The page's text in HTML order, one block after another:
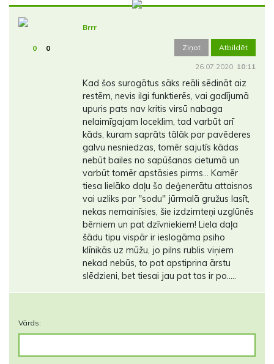
0 0
Brrr
Ziņot Atbildēt
26.07.2020. 10:11
Kad šos surogātus sāks reāli sēdināt aiz
restēm, nevis ilgi funktierēs, vai gadījumā
upuris pats nav kritis virsū nabaga
nelaimīgajam loceklim, tad varbūt arī
kāds, kuram saprāts tālāk par pavēderes
galvu nesniedzas, tomēr sajutīs kādas
nebūt bailes no sapūšanas cietumā un
varbūt tomēr apstāsies pirms... Kamēr
tiesa lielāko daļu šo deģenerātu attaisnos
vai uzliks par ''sodu'' jūrmalā gružus lasīt,
nekas nemainīsies, šie izdzimteņi uzglūnēs
bērniem un pat dzīvniekiem! Liela daļa
šādu tipu vispār ir ieslogāma psiho
klīnikās uz mūžu, jo pilns rublis viņiem
nekad nebūs, to pat apstiprina ārstu
slēdzieni, bet tiesai jau pat tas ir po.....
Vārds: